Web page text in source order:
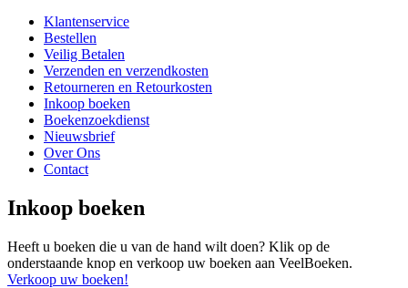
Klantenservice
Bestellen
Veilig Betalen
Verzenden en verzendkosten
Retourneren en Retourkosten
Inkoop boeken
Boekenzoekdienst
Nieuwsbrief
Over Ons
Contact
Inkoop boeken
Heeft u boeken die u van de hand wilt doen? Klik op de
onderstaande knop en verkoop uw boeken aan VeelBoeken.
Verkoop uw boeken!